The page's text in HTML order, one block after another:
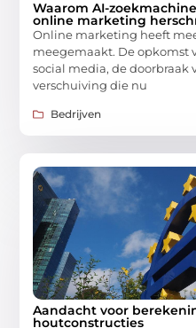
Waarom AI-
online marketing
Online marketing heeft
meegemaakt. De opkomst
social media, de doorbraak
verschuiving die nu
Bedrijven
Aandacht voor
houtconstructies